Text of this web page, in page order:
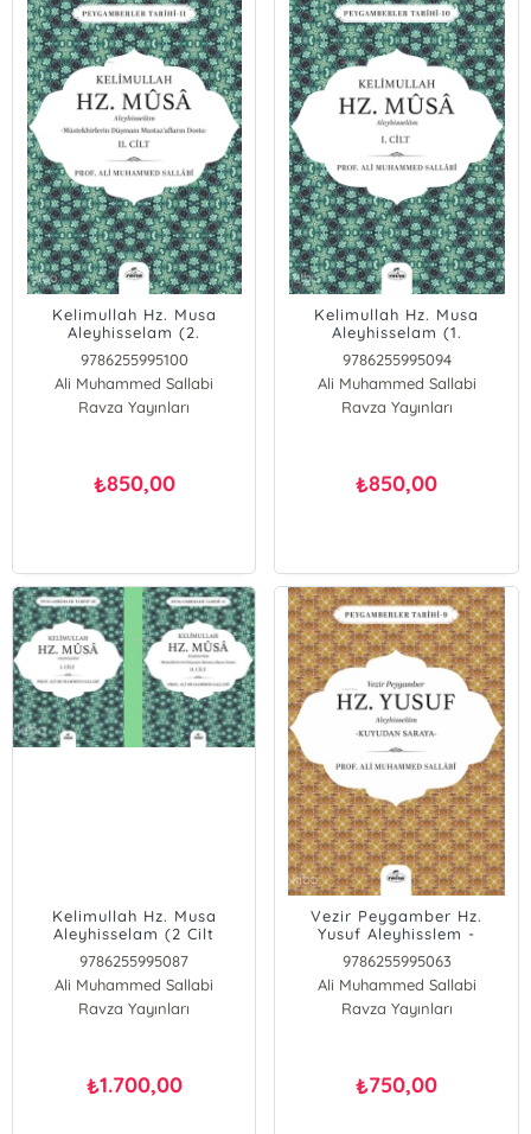
Kelimullah Hz. Musa
Aleyhisselam (2.
Cilt);Peygamberler Tarihi
-11
9786255995100
Ali Muhammed Sallabi
Ravza Yayınları
₺850,00
Kelimullah Hz. Musa
Aleyhisselam (1.
Cilt);Peygamberler Tarihi
-10
9786255995094
Ali Muhammed Sallabi
Ravza Yayınları
₺850,00
Kelimullah Hz. Musa
Aleyhisselam (2 Cilt
Takım)
9786255995087
Ali Muhammed Sallabi
Ravza Yayınları
₺1.700,00
Vezir Peygamber Hz.
Yusuf Aleyhisslem -
Kuyudan
Saraya;Peygamberler
Tarihi 9
9786255995063
Ali Muhammed Sallabi
Ravza Yayınları
₺750,00